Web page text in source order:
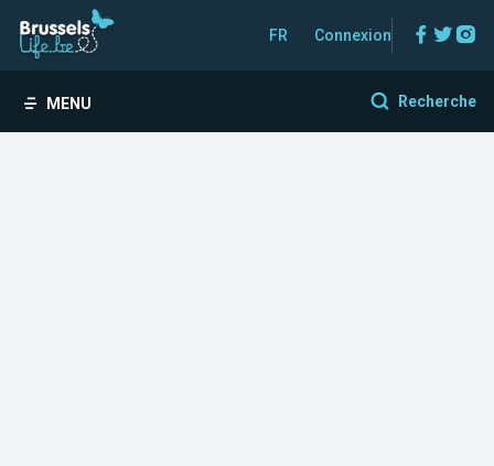
FR Connexion
MENU Recherche